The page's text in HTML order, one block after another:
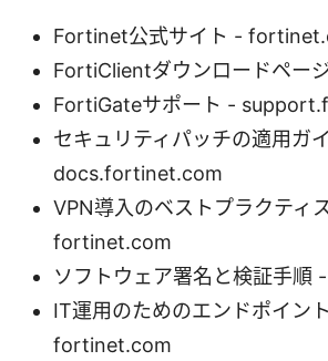
Fortinet公式サイト -
FortiClientダウンロードペー
FortiGateサポート -
セキュリティパッチの適用ガ
docs.fortinet.com
VPN導入のベストプラクティ
fortinet.com
ソフトウェア署名と検証手
IT運用のためのエンドポイン
fortinet.com